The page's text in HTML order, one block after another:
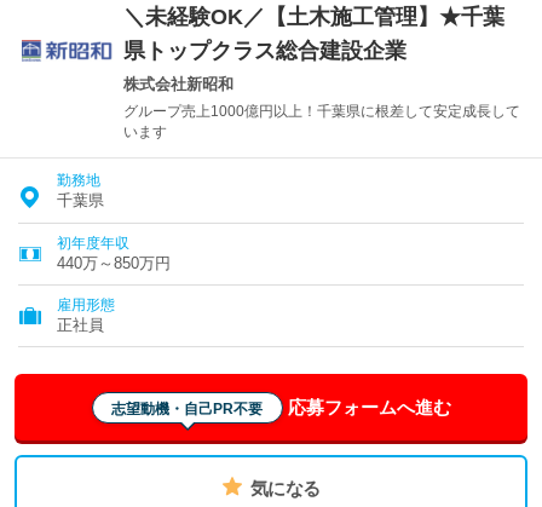
＼未経験OK／【土木施工管理】★千葉
県トップクラス総合建設企業
株式会社新昭和
グループ売上1000億円以上！千葉県に根差して安定成長して
います
勤務地
千葉県
初年度年収
440万～850万円
雇用形態
正社員
志望動機・自己PR不要 応募フォームへ進む
気になる